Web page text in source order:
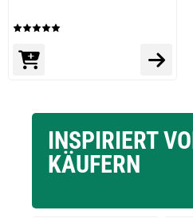
INSPIRIERT
KÄUFERN